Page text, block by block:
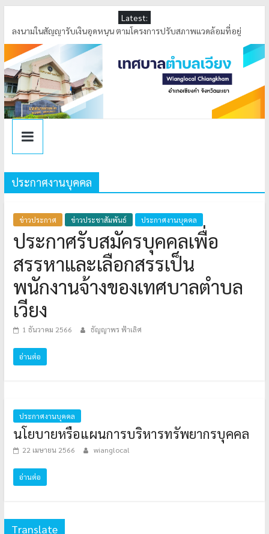
Latest:
ลงพื้นที่ตรวจสอบระดับน้ำ เหมืองหลวงบ้านล้า หมู่ที่ 4 ตำบลเวียง อำเภอ
เชียงคำ จังหวัดพะเยา
ลงนามในสัญญารับเงินอุดหนุน ตามโครงการปรับสภาพแวดล้อมที่อยู่
อาศัยและสิ่งอำนวยความสะดวกสำหรับผู้สูงอายุประจำปี 2569
ลงพื้นที่ดำเนินการกำจัดสิ่งกีดขวางทางน้ำ ณ บ้านล้า หมู่ที่ 4 ตำบลเวียง
เทศบาลตำบลเวียง ได้รับรางวัล การคัดเลือกองค์กรปกครองส่วนท้องถิ่น
ที่มีการบริหารจัดการที่ดี ประจำปีงบประมาณ พ.ศ.2569
ร่วมพิธีทอดผ้าป่าสามัคคี เพื่อพัฒนาคุณภาพการศึกษาเด็กพิการจังหวัด
พะเยา (อำเภอเชียงคำ) ประจำปีการศึกษา 2569
ประกาศงานบุคคล
ข่าวประกาศ ข่าวประชาสัมพันธ์ ประกาศงานบุคคล
ประกาศรับสมัครบุคคลเพื่อ
สรรหาและเลือกสรรเป็น
พนักงานจ้างของเทศบาลตำบล
เวียง
1 ธันวาคม 2566 ธัญญาพร ฟ้าเลิศ
อ่านต่อ
ประกาศงานบุคคล
นโยบายหรือแผนการบริหารทรัพยากรบุคคล
22 เมษายน 2566 wianglocal
อ่านต่อ
Translate